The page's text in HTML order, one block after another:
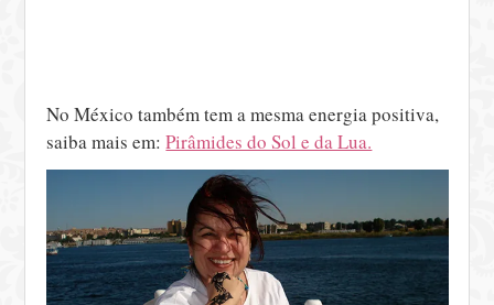
No México também tem a mesma energia positiva,
saiba mais em:Pirâmides do Sol e da Lua.